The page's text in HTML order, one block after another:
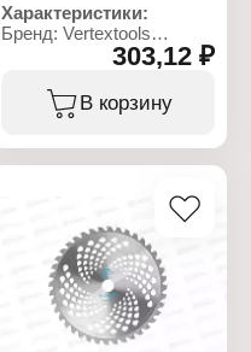
Характеристики:
Бренд: Vertextools
Артикул: 04-125-3
Вид: алмазный
Диаметр: 125 мм
Высота алмазного слоя,
Вид диска: сплошной
Тип реза: для сухой и
мокрой резки
303,12 ₽
В корзину